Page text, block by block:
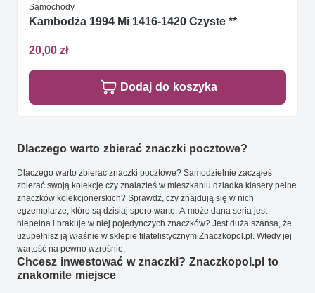
Samochody
Kambodża 1994 Mi 1416-1420 Czyste **
20,00 zł
Dodaj do koszyka
Dlaczego warto zbierać znaczki pocztowe?
Dlaczego warto zbierać znaczki pocztowe? Samodzielnie zacząłeś
zbierać swoją kolekcję czy znalazłeś w mieszkaniu dziadka klasery pełne
znaczków kolekcjonerskich? Sprawdź, czy znajdują się w nich
egzemplarze, które są dzisiaj sporo warte. A może dana seria jest
niepełna i brakuje w niej pojedynczych znaczków? Jest duża szansa, że
uzupełnisz ją właśnie w sklepie filatelistycznym Znaczkopol.pl. Wtedy jej
wartość na pewno wzrośnie.
Chcesz inwestować w znaczki? Znaczkopol.pl to
znakomite miejsce